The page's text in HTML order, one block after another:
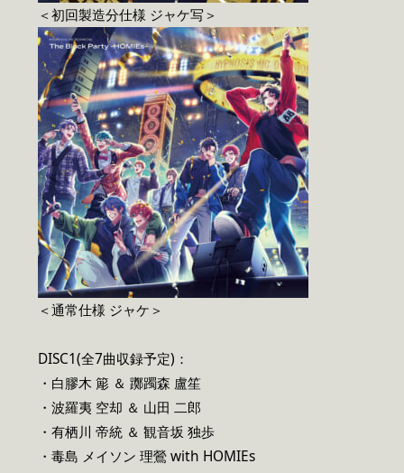
＜初回製造分仕様 ジャケ写＞
＜通常仕様 ジャケ＞
DISC1(全7曲収録予定)：
・白膠木 簓 ＆ 躑躅森 盧笙
・波羅夷 空却 ＆ 山田 二郎
・有栖川 帝統 ＆ 観音坂 独歩
・毒島 メイソン 理鶯 with HOMIEs